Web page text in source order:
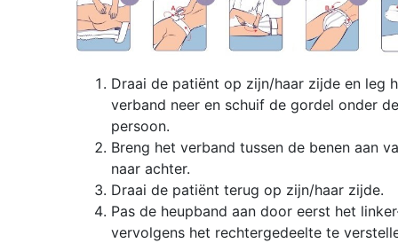
Draai de patiënt op zijn/haar zijde en leg
verband neer en schuif de gordel onder de
persoon.
Breng het verband tussen de benen aan
naar achter.
Draai de patiënt terug op zijn/haar zijde.
Pas de heupband aan door eerst het
vervolgens het rechtergedeelte te